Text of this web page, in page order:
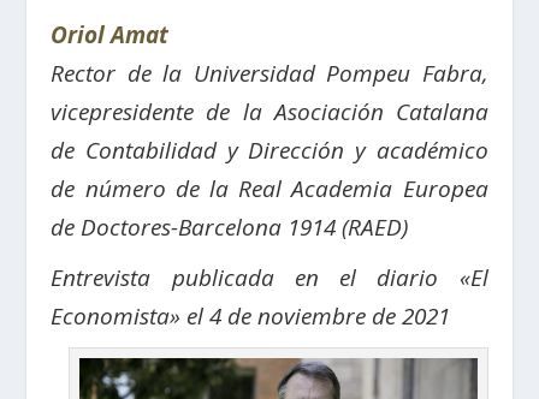
Oriol Amat
Rector de la Universidad Pompeu Fabra,
vicepresidente de la Asociación Catalana
de Contabilidad y Dirección y académico
de número de la Real Academia Europea
de Doctores-Barcelona 1914 (RAED)
Entrevista publicada en el diario «El
Economista» el 4 de noviembre de 2021